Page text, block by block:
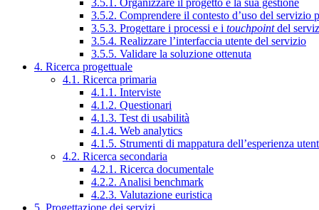
3.5.1. Organizzare il progetto e la sua gestione
3.5.2. Comprendere il contesto d’uso del servizio
3.5.3. Progettare i processi e i touchpointdel
3.5.4. Realizzare l’interfaccia utente del servizio
3.5.5. Validare la soluzione ottenuta
4. Ricerca progettuale
4.1. Ricerca primaria
4.1.1. Interviste
4.1.2. Questionari
4.1.3. Test di usabilità
4.1.4. Web analytics
4.1.5. Strumenti di mappatura dell’esperienza
4.2. Ricerca secondaria
4.2.1. Ricerca documentale
4.2.2. Analisi benchmark
4.2.3. Valutazione euristica
5. Progettazione dei servizi